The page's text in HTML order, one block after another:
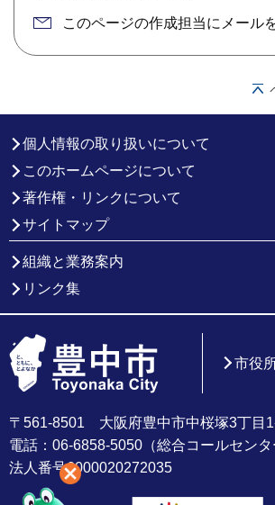
このページの作成担当にメール
個人情報の取り扱いについて
このホームページについて
著作権・リンクについて
サイトマップ
組織と業務案内
リンク集
〒561-8501 大阪府豊中市中桜塚3丁目
電話：06-6858-5050（総合コールセンタ
法人番号6000020272035
市役